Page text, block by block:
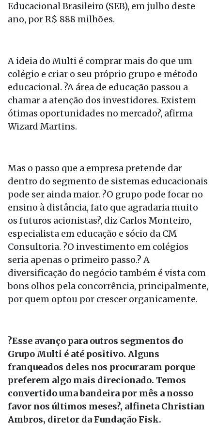
Educacional Brasileiro (SEB), em julho deste
ano, por R$ 888 milhões.
A ideia do Multi é comprar mais do que um
colégio e criar o seu próprio grupo e método
educacional. ?A área de educação passou a
chamar a atenção dos investidores. Existem
ótimas oportunidades no mercado?, afirma
Wizard Martins.
Mas o passo que a empresa pretende dar
dentro do segmento de sistemas educacionais
pode ser ainda maior. ?O grupo pode focar no
ensino à distância, fato que agradaria muito
os futuros acionistas?, diz Carlos Monteiro,
especialista em educação e sócio da CM
Consultoria. ?O investimento em colégios
seria apenas o primeiro passo.? A
diversificação do negócio também é vista com
bons olhos pela concorrência, principalmente,
por quem optou por crescer organicamente.
?Esse avanço para outros segmentos do
Grupo Multi é até positivo. Alguns
franqueados deles nos procuraram porque
preferem algo mais direcionado. Temos
convertido uma bandeira por mês a nosso
favor nos últimos meses?, alfineta Christian
Ambros, diretor da Fundação Fisk.